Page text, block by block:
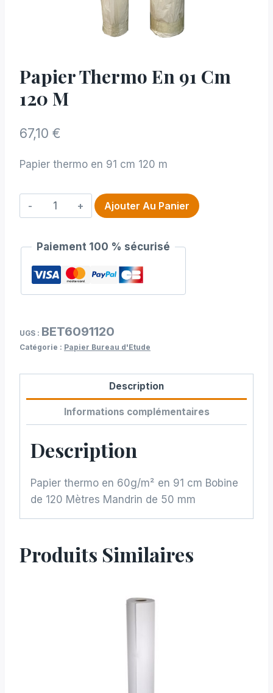
Papier Thermo En 91 Cm
120 M
67,10 €
Papier thermo en 91 cm 120 m
quantité
de
thermo
en
91
m
Ajouter Au Panier
Paiement 100 % sécurisé
UGS : BET6091120
Catégorie : Papier Bureau d'Etude
Description
Informations complémentaires
Description
Papier thermo en 60g/m² en 91 cm Bobine
de 120 Mètres Mandrin de 50 mm
Produits Similaires